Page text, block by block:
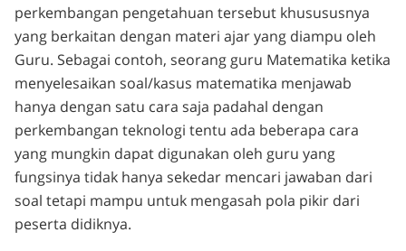
perkembangan pengetahuan tersebut khusususnya
yang berkaitan dengan materi ajar yang diampu oleh
Guru. Sebagai contoh, seorang guru Matematika ketika
menyelesaikan soal/kasus matematika menjawab
hanya dengan satu cara saja padahal dengan
perkembangan teknologi tentu ada beberapa cara
yang mungkin dapat digunakan oleh guru yang
fungsinya tidak hanya sekedar mencari jawaban dari
soal tetapi mampu untuk mengasah pola pikir dari
peserta didiknya.